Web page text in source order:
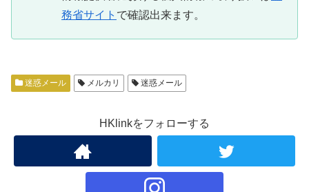
務省サイト で確認出来ます。
迷惑メール メルカリ 迷惑メール
HKlinkをフォローする